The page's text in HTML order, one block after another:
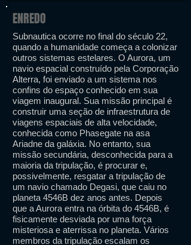
ENREDO
Subnautica ocorre no final do século 22,
quando a humanidade começa a colonizar
outros sistemas estelares. O Aurora, um
navio espacial construído pela Corporação
Alterra, foi enviado a um sistema nos
confins do espaço conhecido em sua
viagem inaugural. Sua missão principal é
construir uma seção de infraestrutura de
viagens espaciais de alta velocidade,
conhecida como Phasegate na asa
Ariadne da galáxia. No entanto, sua
missão secundária, desconhecida para a
maioria da tripulação, é procurar e,
possivelmente, resgatar a tripulação de
um navio chamado Degasi, que caiu no
planeta 4546B dez anos antes. Depois
que a Aurora entra na órbita do 4546B, é
fisicamente desviada por uma força
misteriosa e aterrissa no planeta. Vários
membros da tripulação escalam os